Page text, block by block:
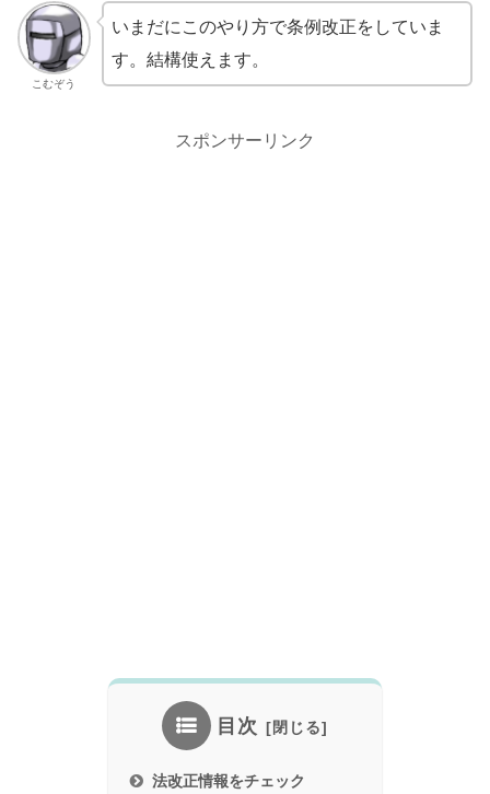
こむぞう
いまだにこのやり方で条例改正をしていま
す。結構使えます。
スポンサーリンク
目次
法改正情報をチェック